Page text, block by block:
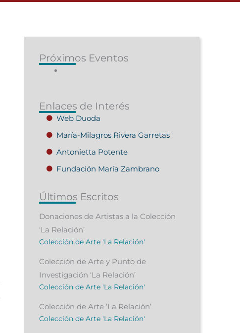
Próximos Eventos
Enlaces de Interés
Web Duoda
María-Milagros Rivera Garretas
Antonietta Potente
Fundación María Zambrano
Últimos Escritos
Donaciones de Artistas a la Colección
‘La Relación’
Colección de Arte 'La Relación'
Colección de Arte y Punto de
Investigación ‘La Relación’
Colección de Arte 'La Relación'
Colección de Arte ‘La Relación’
Colección de Arte 'La Relación'